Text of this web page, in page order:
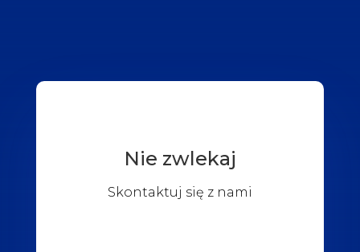
Nie zwlekaj
Skontaktuj się z nami